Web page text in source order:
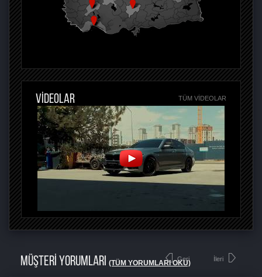
VİDEOLAR TÜM VIDEOLAR
MÜŞTERİ YORUMLARI (TÜM YORUMLARI OKU)
Geri İleri